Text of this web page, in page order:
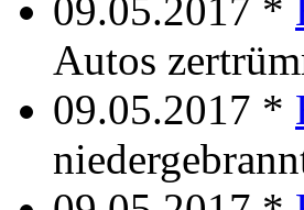
09.05.2017 *
Autos
09.05.2017 *